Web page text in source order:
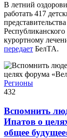
В летний
работать 417
курортному
передает БелТА.
Регионы
432
Вспомнить
Ипатов о
общее